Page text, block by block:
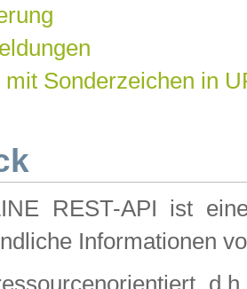
mit Sonderzeichen in
REST-API ist
Informationen